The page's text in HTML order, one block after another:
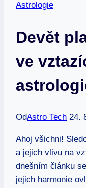
Astrologie
Devět
ve
OdAstro Tech 24.
Ahoj všichni!
a jejich ‍vlivu na
⁤dnešním článku
jejich harmonie